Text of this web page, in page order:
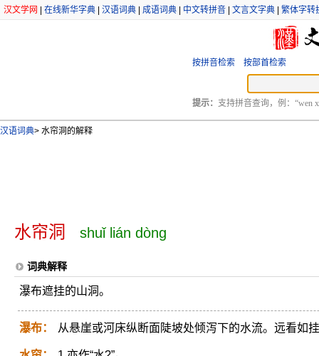
汉文学网 在线新华字典 汉语词典 成语词典 中文转拼音 文言文字典 繁体字转
按拼音检索 按部首检索
提示： 支持拼音查询，例：“wen
汉语词典> 水帘洞的解释
水帘洞 shuǐ lián dòng
词典解释
瀑布遮挂的山洞。
瀑布： 从悬崖或河床纵断面陡坡处倾泻下的水流。远看如